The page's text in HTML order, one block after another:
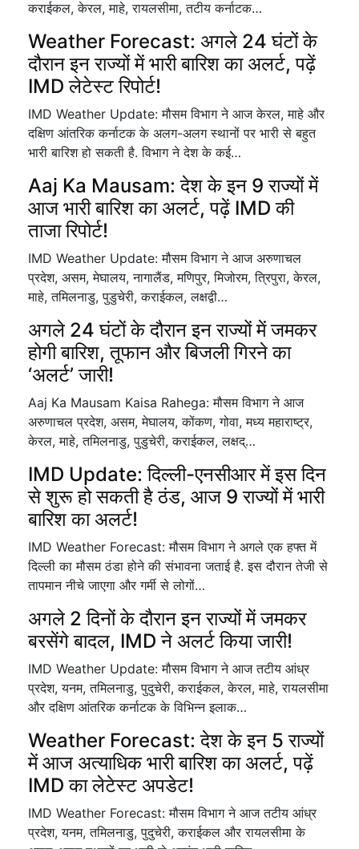
कराईकल, केरल, माहे, रायलसीमा, तटीय कर्नाटक…
Weather Forecast: अगले 24 घंटों के
दौरान इन राज्यों में भारी बारिश का अलर्ट, पढ़ें
IMD लेटेस्ट रिपोर्ट!
IMD Weather Update: मौसम विभाग ने आज केरल, माहे और
दक्षिण आंतरिक कर्नाटक के अलग-अलग स्थानों पर भारी से बहुत
भारी बारिश हो सकती है. विभाग ने देश के कई…
Aaj Ka Mausam: देश के इन 9 राज्यों में
आज भारी बारिश का अलर्ट, पढ़ें IMD की
ताजा रिपोर्ट!
IMD Weather Update: मौसम विभाग ने आज अरुणाचल
प्रदेश, असम, मेघालय, नागालैंड, मणिपुर, मिजोरम, त्रिपुरा, केरल,
माहे, तमिलनाडु, पुडुचेरी, कराईकल, लक्षद्वी…
अगले 24 घंटों के दौरान इन राज्यों में जमकर
होगी बारिश, तूफान और बिजली गिरने का
‘अलर्ट’ जारी!
Aaj Ka Mausam Kaisa Rahega: मौसम विभाग ने आज
अरुणाचल प्रदेश, असम, मेघालय, कोंकण, गोवा, मध्य महाराष्ट्र,
केरल, माहे, तमिलनाडु, पुडुचेरी, कराईकल, लक्षद्…
IMD Update: दिल्ली-एनसीआर में इस दिन
से शुरू हो सकती है ठंड, आज 9 राज्यों में भारी
बारिश का अलर्ट!
IMD Weather Forecast: मौसम विभाग ने अगले एक हफ्त में
दिल्ली का मौसम ठंडा होने की संभावना जताई है. इस दौरान तेजी से
तापमान नीचे जाएगा और गर्मी से लोगों…
अगले 2 दिनों के दौरान इन राज्यों में जमकर
बरसेंगे बादल, IMD ने अलर्ट किया जारी!
IMD Weather Update: मौसम विभाग ने आज तटीय आंध्र
प्रदेश, यनम, तमिलनाडु, पुदुचेरी, कराईकल, केरल, माहे, रायलसीमा
और दक्षिण आंतरिक कर्नाटक के विभिन्न इलाक…
Weather Forecast: देश के इन 5 राज्यों
में आज अत्याधिक भारी बारिश का अलर्ट, पढ़ें
IMD का लेटेस्ट अपडेट!
IMD Weather Forecast: मौसम विभाग ने आज तटीय आंध्र
प्रदेश, यनम, तमिलनाडु, पुदुचेरी, कराईकल और रायलसीमा के